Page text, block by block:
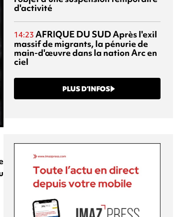
d'activité
14:23 AFRIQUE DU SUDAprès l'exil
massif de migrants, la pénurie de
main-d'œuvre dans la nation Arc en
ciel
PLUS D’INFOS